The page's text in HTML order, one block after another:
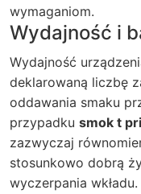
wymaganiom.
Wydajność i
Wydajność
deklarowaną liczbę
oddawania smaku
przypadku smok t
zazwyczaj
stosunkowo dobrą
wyczerpania